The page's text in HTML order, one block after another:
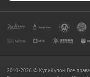
2010-2026 © КупиКупон. Все